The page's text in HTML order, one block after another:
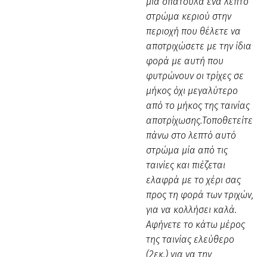
στρώμα κεριού στην
περιοχή που θέλετε να
αποτριχώσετε με την ίδια
φορά με αυτή που
φυτρώνουν οι τρίχες σε
μήκος όχι μεγαλύτερο
από το μήκος της ταινίας
αποτρίχωσης.Τοποθετείτε
πάνω στο λεπτό αυτό
στρώμα μία από τις
ταινίες και πιέζεται
ελαφρά με το χέρι σας
προς τη φορά των τριχών,
για να κολλήσει καλά.
Αφήνετε το κάτω μέρος
της ταινίας ελεύθερο
(2εκ.) για να την